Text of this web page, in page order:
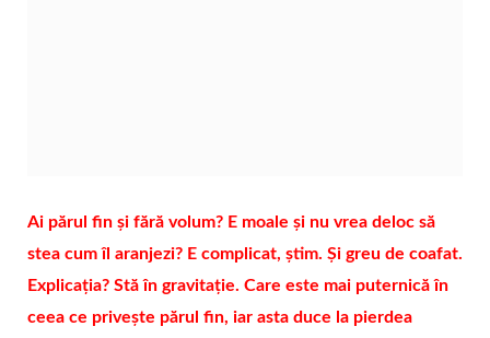
Ai părul fin și fără volum? E moale și nu vrea deloc să
stea cum îl aranjezi? E complicat, știm. Și greu de coafat.
Explicația? Stă în gravitație. Care este mai puternică în
ceea ce privește părul fin, iar asta duce la pierdea